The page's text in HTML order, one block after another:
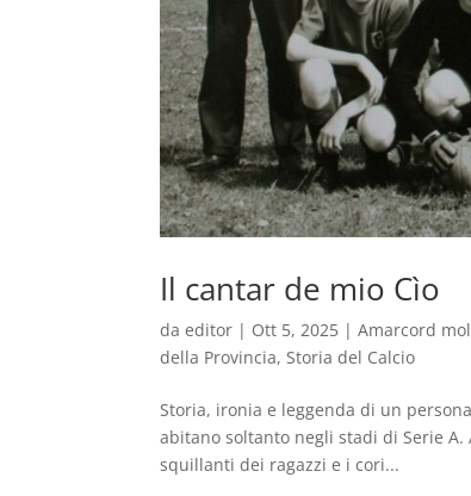
Il cantar de mio Cìo
daeditor | Ott 5, 2025 |Amarcord
della Provincia,Storia del Calcio
Storia, ironia e leggenda di un
abitano soltanto negli stadi di Serie
squillanti dei ragazzi e i cori...